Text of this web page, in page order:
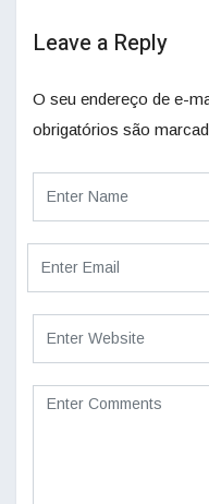
Leave a Reply
O seu endereço de e-
obrigatórios são